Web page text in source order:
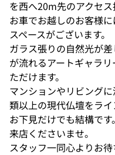
を西へ20m先のアクセス
お車でお越しのお客様
スペースがございます。
ガラス張りの自然光が
が流れるアートギャラ
ただけます。
マンションやリビング
類以上の現代仏壇をライ
お下見だけでも結構で
来店くださいませ。
スタッフ一同心よりお待